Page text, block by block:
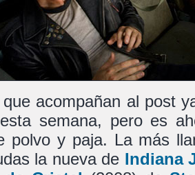
acompañan al post
semana, pero es
polvo y paja. La más
la nueva de Indiana